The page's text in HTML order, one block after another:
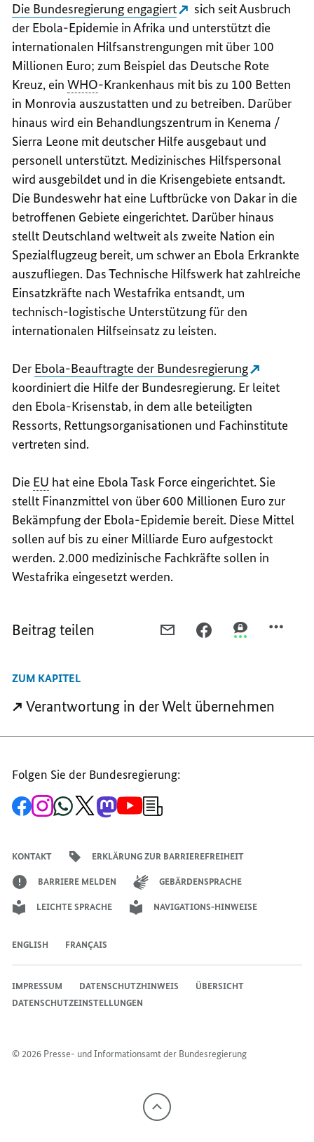
Die Bundesregierung engagiert
sich seit Ausbruch
der Ebola-Epidemie in Afrika und unterstützt die
internationalen Hilfsanstrengungen mit über 100
Millionen Euro; zum Beispiel das Deutsche Rote
Kreuz, einWHO-Krankenhaus mit bis zu 100 Betten
in Monrovia auszustatten und zu betreiben. Darüber
hinaus wird ein Behandlungszentrum in Kenema /
Sierra Leone mit deutscher Hilfe ausgebaut und
personell unterstützt. Medizinisches Hilfspersonal
wird ausgebildet und in die Krisengebiete entsandt.
Die Bundeswehr hat eine Luftbrücke von Dakar in die
betroffenen Gebiete eingerichtet. Darüber hinaus
stellt Deutschland weltweit als zweite Nation ein
Spezialflugzeug bereit, um schwer an Ebola Erkrankte
auszufliegen. Das Technische Hilfswerk hat zahlreiche
Einsatzkräfte nach Westafrika entsandt, um
technisch-logistische Unterstützung für den
internationalen Hilfseinsatz zu leisten.
Der Ebola-Beauftragte der Bundesregierung
koordiniert die Hilfe der Bundesregierung. Er leitet
den Ebola-Krisenstab, in dem alle beteiligten
Ressorts, Rettungsorganisationen und Fachinstitute
vertreten sind.
Die EU hat eine Ebola Task Force eingerichtet. Sie
stellt Finanzmittel von über 600 Millionen Euro zur
Bekämpfung der Ebola-Epidemie bereit. Diese Mittel
sollen auf bis zu einer Milliarde Euro aufgestockt
werden. 2.000 medizinische Fachkräfte sollen in
Westafrika eingesetzt werden.
Beitrag teilen
KRISENHERDE
ZUM KAPITEL
Verantwortung in der Welt übernehmen
Folgen Sie der Bundesregierung:
Zur
Facebook-
Zum
Instagram-
Zum
WhatsApp-
Zum
X-
Zum
Mastodon-
Zum
YouTube-Anmeldung
KONTAKT ERKLÄRUNG ZUR BARRIEREFREIHEIT
BARRIERE MELDEN GEBÄRDENSPRACHE
LEICHTE SPRACHE NAVIGATIONS-HINWEISE
ENGLISH FRANÇAIS
© 2026 Presse- und Informationsamt der Bundesregierung
IMPRESSUM DATENSCHUTZHINWEIS
ÜBERSICHT
DATENSCHUTZEINSTELLUNGEN
Nach
oben